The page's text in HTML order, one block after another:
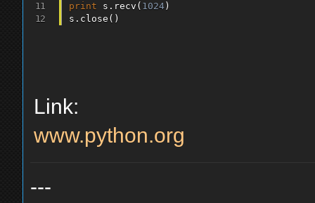
print s . recv ( 1024)
s . close ( )
Link:
www.python.org
---